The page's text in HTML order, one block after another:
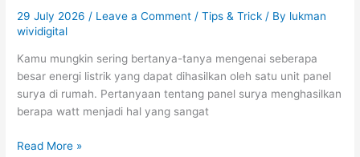
29 July 2026 / Leave a Comment /Tips & Trick / By lukman
wividigital
Kamu mungkin sering bertanya-tanya mengenai seberapa
besar energi listrik yang dapat dihasilkan oleh satu unit panel
surya di rumah. Pertanyaan tentang panel surya menghasilkan
berapa watt menjadi hal yang sangat
Read More »